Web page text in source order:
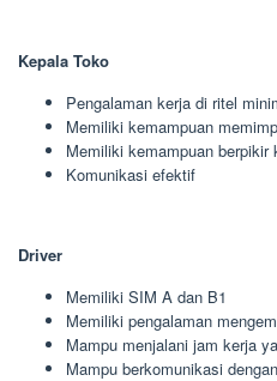
Kepala Toko
Pengalaman kerja di ritel
Memiliki kemampuan
Memiliki kemampuan berpikir
Komunikasi efektif
Driver
Memiliki SIM A dan B1
Memiliki pengalaman
Mampu menjalani jam kerja
Mampu berkomunikasi